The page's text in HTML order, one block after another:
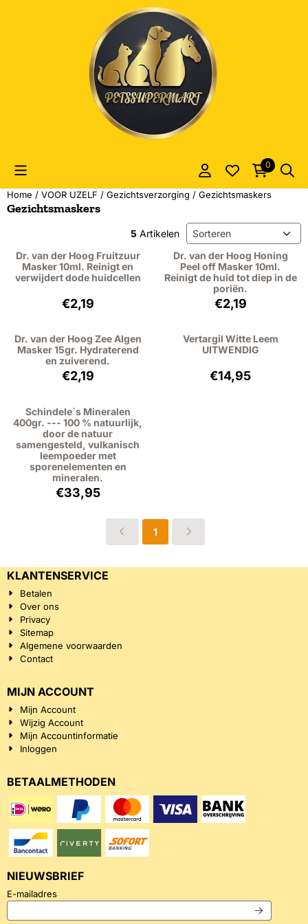
Cookievoorkeuren zijn momenteel gesloten.
0
Home / VOOR UZELF / Gezichtsverzorging / Gezichtsmaskers
Gezichtsmaskers
5 Artikelen Sorteermethode
Dr. van der Hoog Fruitzuur
Masker 10ml. Reinigt en
verwijdert dode huidcellen
Prijs: 2,19, exclusief btw: 1,81
€2,19
Dr. van der Hoog Honing
Peel off Masker 10ml.
Reinigt de huid tot diep in de
poriën.
Prijs: 2,19,
€2,19
Dr. van der Hoog Zee Algen
Masker 15gr. Hydraterend
en zuiverend.
Prijs: 2,19, exclusief btw: 1,81
€2,19
Vertargil Witte Leem
UITWENDIG
Prijs: 14,95,
€14,95
Schindele`s Mineralen
400gr. --- 100 % natuurlijk,
door de natuur
samengesteld, vulkanisch
leempoeder met
sporenelementen en
mineralen.
Prijs: 33,95, exclusief btw: 31,15
€33,95
1
KLANTENSERVICE
Betalen
Over ons
Privacy
Sitemap
Algemene voorwaarden
Contact
MIJN ACCOUNT
Mijn Account
Wijzig Account
Mijn Accountinformatie
Inloggen
BETAALMETHODEN
NIEUWSBRIEF
E-mailadresVul je e-mailadres in voor de nieuwsbrief